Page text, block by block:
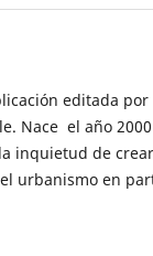
editada
Nace el año
inquietud de
urbanismo en